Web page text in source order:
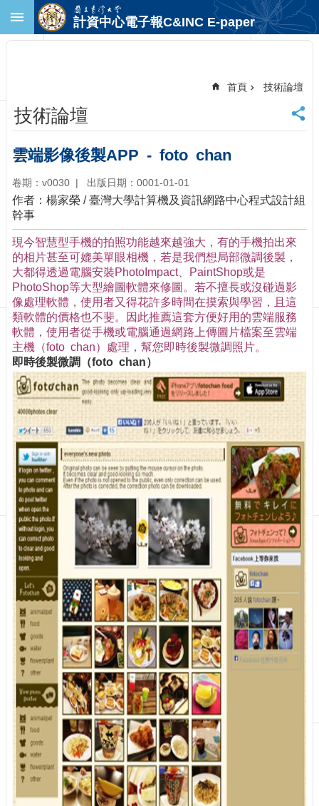
跳到主要內容區塊
首
頁
臺
大
首
頁
計
中
首
頁
聯
絡
資
訊
訂
閱/
取
消
網
導
覽
最
新
消
息
關
於
我
們
出
版
刊
物
校
務
服
務
專
題
報
計資中心電子報C&INC E-paper
首頁 技術論壇
技術論壇
雲端影像後製APP - foto chan
卷期：v0030 出版日期：0001-01-01
作者：楊家榮 / 臺灣大學計算機及資訊網路中心程式設計組
幹事
現今智慧型手機的拍照功能越來越強大，有的手機拍出來
的相片甚至可媲美單眼相機，若是我們想局部微調後製，
大都得透過電腦安裝PhotoImpact、PaintShop或是
PhotoShop等大型繪圖軟體來修圖。若不擅長或沒碰過影
像處理軟體，使用者又得花許多時間在摸索與學習，且這
類軟體的價格也不斐。因此推薦這套方便好用的雲端服務
軟體，使用者從手機或電腦通過網路上傳圖片檔案至雲端
主機（foto chan）處理，幫您即時後製微調照片。
即時後製微調（foto chan）